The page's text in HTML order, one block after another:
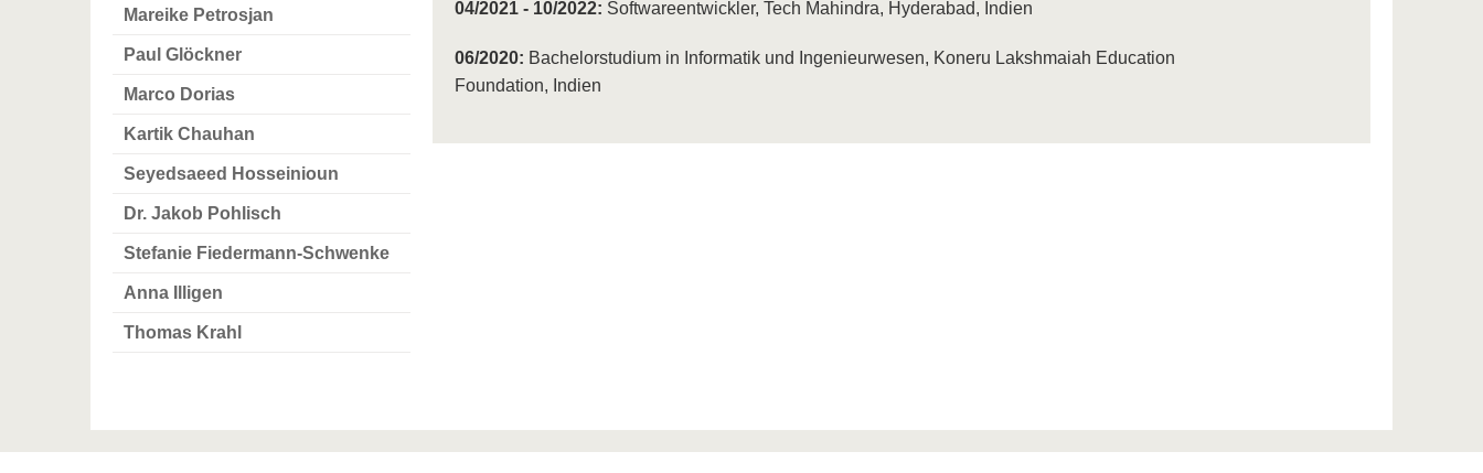
Mareike Petrosjan
Paul Glöckner
Marco Dorias
Kartik Chauhan
Seyedsaeed Hosseinioun
Dr. Jakob Pohlisch
Stefanie Fiedermann-Schwenke
Anna Illigen
Thomas Krahl
04/2021 - 10/2022: Softwareentwickler, Tech Mahindra, Hyderabad, Indien
06/2020: Bachelorstudium in Informatik und Ingenieurwesen, Koneru Lakshmaiah Education
Foundation, Indien